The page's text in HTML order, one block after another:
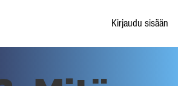
Kirjaudu sisään